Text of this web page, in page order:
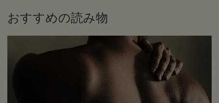
おすすめの読み物